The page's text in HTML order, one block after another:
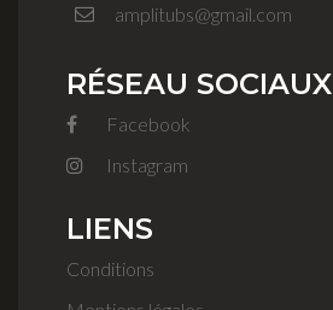
amplitubs@gmail.com
RÉSEAU SOCIAUX
Facebook
Instagram
LIENS
Conditions